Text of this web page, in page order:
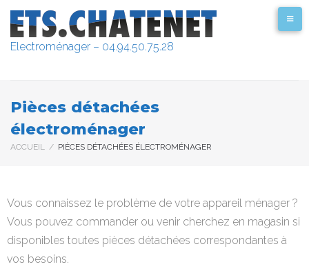
Electroménager – 04.94.50.75.28
Pièces détachées
électroménager
ACCUEIL / PIÈCES DÉTACHÉES ÉLECTROMÉNAGER
Vous connaissez le problème de votre appareil ménager ?
Vous pouvez commander ou venir cherchez en magasin si
disponibles toutes pièces détachées correspondantes à
vos besoins.